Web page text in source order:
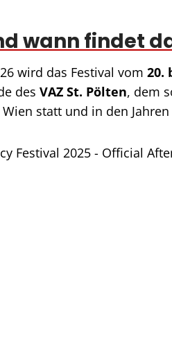
wann findet
wird das Festival vom 20.
des VAZ St. Pölten, dem
statt und in den